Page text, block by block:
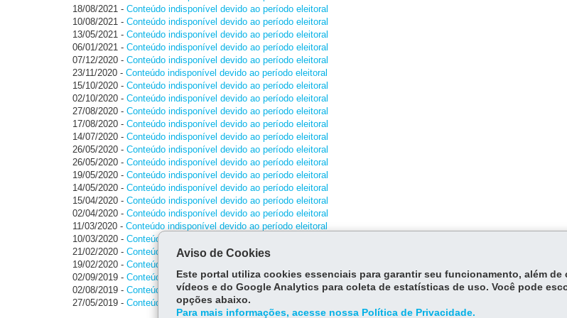
18/08/2021 - Conteúdo indisponível devido ao período eleitoral
10/08/2021 - Conteúdo indisponível devido ao período eleitoral
13/05/2021 - Conteúdo indisponível devido ao período eleitoral
06/01/2021 - Conteúdo indisponível devido ao período eleitoral
07/12/2020 - Conteúdo indisponível devido ao período eleitoral
23/11/2020 - Conteúdo indisponível devido ao período eleitoral
15/10/2020 - Conteúdo indisponível devido ao período eleitoral
02/10/2020 - Conteúdo indisponível devido ao período eleitoral
27/08/2020 - Conteúdo indisponível devido ao período eleitoral
17/08/2020 - Conteúdo indisponível devido ao período eleitoral
14/07/2020 - Conteúdo indisponível devido ao período eleitoral
26/05/2020 - Conteúdo indisponível devido ao período eleitoral
26/05/2020 - Conteúdo indisponível devido ao período eleitoral
19/05/2020 - Conteúdo indisponível devido ao período eleitoral
14/05/2020 - Conteúdo indisponível devido ao período eleitoral
15/04/2020 - Conteúdo indisponível devido ao período eleitoral
02/04/2020 - Conteúdo indisponível devido ao período eleitoral
11/03/2020 - Conteúdo indisponível devido ao período eleitoral
10/03/2020 - Conteúdo indisponível devido ao período eleitoral
21/02/2020 - Conteúdo indisponível devido ao período eleitoral
19/02/2020 - Conteúdo indisponível devido ao período eleitoral
02/09/2019 - Conteúdo indisponível devido ao período eleitoral
02/08/2019 - Conteúdo indisponível devido ao período eleitoral
27/05/2019 - Conteúdo indisponível devido ao período eleitoral
Aviso de Cookies
Este portal utiliza cookies essenciais para garantir seu funcionamento, além
vídeos e do Google Analytics para coleta de estatísticas de uso. Você pode
opções abaixo.
Para mais informações, acesse nossa Política de Privacidade.